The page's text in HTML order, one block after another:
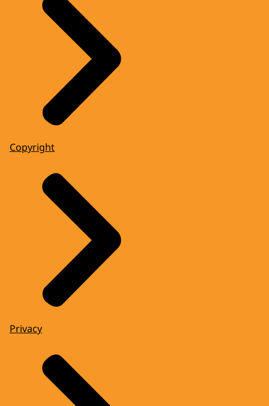
Copyright
Privacy